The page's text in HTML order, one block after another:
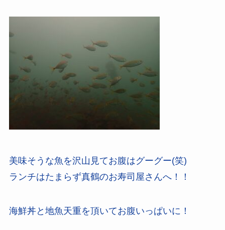
美味そうな魚を沢山見てお腹はグーグー(笑)
ランチはたまらず真鶴のお寿司屋さんへ！！
海鮮丼と地魚天重を頂いてお腹いっぱいに！